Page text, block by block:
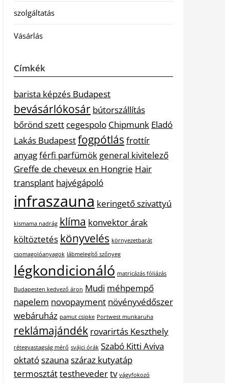
szolgáltatás
Vásárlás
Címkék
barista képzés Budapest
bevásárlókosár bútorszállítás
bőrönd szett cegespolo Chipmunk Eladó
Lakás Budapestfogpótlás frottír
anyagférfi parfümök general kivitelező
Greffe de cheveux en Hongrie Hair
transplant hajvégápoló
infraszauna keringető szivattyú
kismama nadrág klíma konvektor árak
költöztetés könyvelés környezetbarát
csomagolóanyagok lábmelegítő szőnyeg
légkondicionáló matricázás fóliázás
Budapesten kedvező áron Mudi méhpempő
napelem novopayment növényvédőszer
webáruház pamut csipke Portwest munkaruha
reklámajándék rovarirtás Keszthely
rétegvastagság mérő svájci órák Szabó Kitti Aviva
oktatószauna száraz kutyatáp
termosztáttesthevedertv vágyfokozó